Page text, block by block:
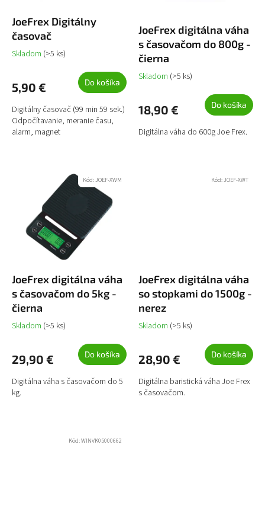
o
v
u
k
o
JoeFrex Digitálny
časovač
Skladom (>5 ks)
5,90 € Do košíka
Digitálny časovač (99 min 59 sek.)
Odpočítavanie, meranie času,
alarm, magnet
JoeFrex digitálna váha
s časovačom do 800g -
čierna
Skladom (>5 ks)
18,90 € Do košíka
Digitálna váha do 600g Joe Frex.
JoeFrex digitálna váha
s časovačom do 5kg -
čierna
Skladom (>5 ks)
29,90 € Do košíka
Digitálna váha s časovačom do 5
kg.
Kód:JOEF-XWM
JoeFrex digitálna váha
so stopkami do 1500g -
nerez
Skladom (>5 ks)
28,90 € Do košíka
Digitálna baristická váha Joe Frex
s časovačom.
Kód:JOEF-XWT
Kód:WINVK05000662